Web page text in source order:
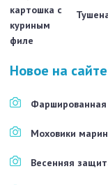
Новое на сайте
Моховики
Весенняя